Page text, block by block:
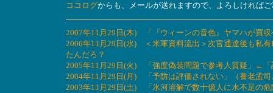
ココログからも、メールが送れますので、よろしければ
2007年11月29日(木) 「『ウィーンの音色』ヤマハが買
2006年11月29日(水) ＜米軍資料流出＞次官通達後も私
たんだろ？
2005年11月29日(火) 「強度偽装問題で参考人質疑」←「
2004年11月29日(月) 「予防は評価されない」（養老孟
2003年11月29日(土) 「氷河溶解で数十億人に水不足の